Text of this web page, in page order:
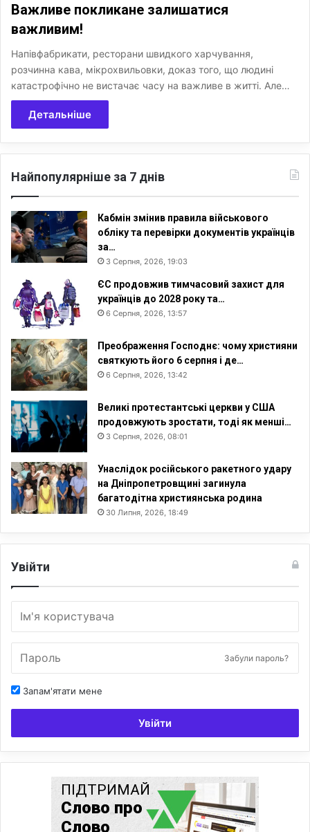
Важливе покликане залишатися
важливим!
Напівфабрикати, ресторани швидкого харчування,
розчинна кава, мікрохвильовки, доказ того, що людині
катастрофічно не вистачає часу на важливе в житті. Але…
Детальніше
Найпопулярніше за 7 днів
Кабмін змінив правила військового
обліку та перевірки документів українців
за…
3 Серпня, 2026, 19:03
ЄС продовжив тимчасовий захист для
українців до 2028 року та…
6 Серпня, 2026, 13:57
Преображення Господнє: чому християни
святкують його 6 серпня і де…
6 Серпня, 2026, 13:42
Великі протестантські церкви у США
продовжують зростати, тоді як менші…
3 Серпня, 2026, 08:01
Унаслідок російського ракетного удару
на Дніпропетровщині загинула
багатодітна християнська родина
30 Липня, 2026, 18:49
Увійти
Забули пароль?
Запам'ятати мене
Увійти